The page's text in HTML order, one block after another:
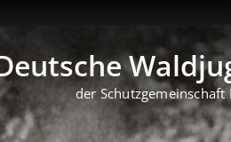
der Schutzgemeinschaft